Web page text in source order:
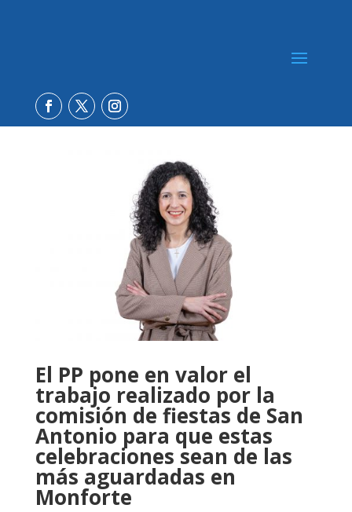
El PP pone en valor el
trabajo realizado por la
comisión de fiestas de San
Antonio para que estas
celebraciones sean de las
más aguardadas en
Monforte